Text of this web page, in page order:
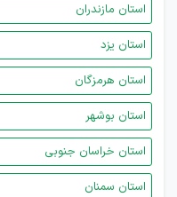
استان مازندران
استان یزد
استان هرمزگان
استان بوشهر
استان خراسان جنوبی
استان سمنان